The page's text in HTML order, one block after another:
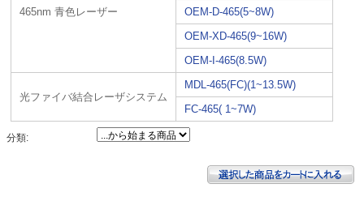
465nm 青色レーザー
OEM-D-465(5~8W)
OEM-XD-465(9~16W)
OEM-I-465(8.5W)
光ファイバ結合レーザシステム
MDL-465(FC)(1~13.5W)
FC-465( 1~7W)
分類: